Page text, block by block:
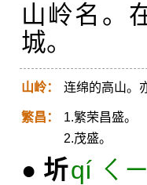
山岭名。
城。
山岭： 连绵的高山。
繁昌：
1.繁荣昌盛。
2.茂盛。
● 圻qí ㄑ